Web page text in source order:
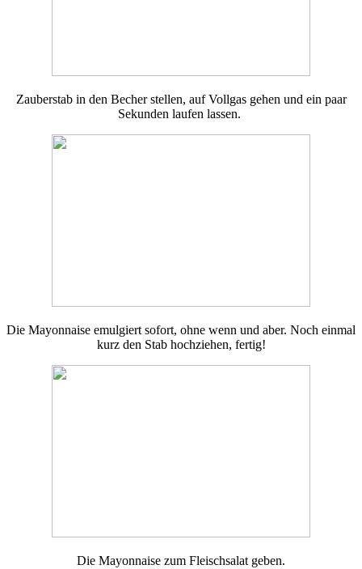
Zauberstab in den Becher stellen, auf Vollgas gehen und ein paar
Sekunden laufen lassen.
Die Mayonnaise emulgiert sofort, ohne wenn und aber. Noch einmal
kurz den Stab hochziehen, fertig!
Die Mayonnaise zum Fleischsalat geben.